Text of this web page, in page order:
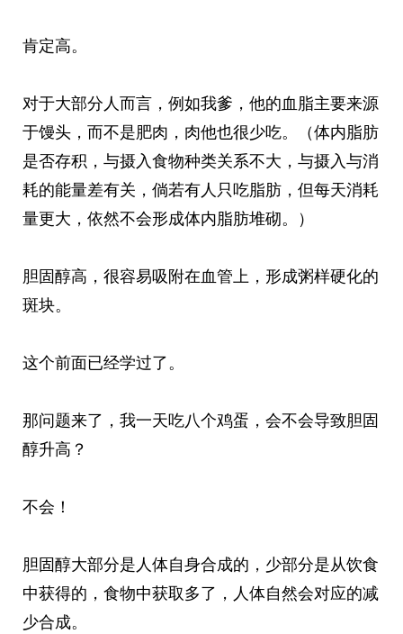
肯定高。
对于大部分人而言，例如我爹，他的血脂主要来源
于馒头，而不是肥肉，肉他也很少吃。（体内脂肪
是否存积，与摄入食物种类关系不大，与摄入与消
耗的能量差有关，倘若有人只吃脂肪，但每天消耗
量更大，依然不会形成体内脂肪堆砌。）
胆固醇高，很容易吸附在血管上，形成粥样硬化的
斑块。
这个前面已经学过了。
那问题来了，我一天吃八个鸡蛋，会不会导致胆固
醇升高？
不会！
胆固醇大部分是人体自身合成的，少部分是从饮食
中获得的，食物中获取多了，人体自然会对应的减
少合成。